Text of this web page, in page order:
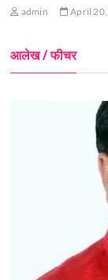
admin April
आलेख / फीचर